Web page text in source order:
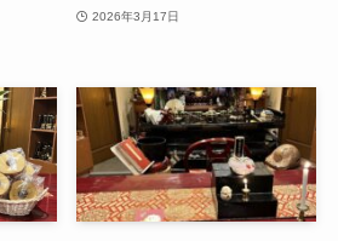
2026年3月17日